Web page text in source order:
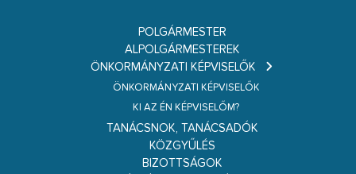
POLGÁRMESTER
ALPOLGÁRMESTEREK
ÖNKORMÁNYZATI KÉPVISELŐK
ÖNKORMÁNYZATI KÉPVISELŐK
KI AZ ÉN KÉPVISELŐM?
TANÁCSNOK, TANÁCSADÓK
KÖZGYŰLÉS
BIZOTTSÁGOK